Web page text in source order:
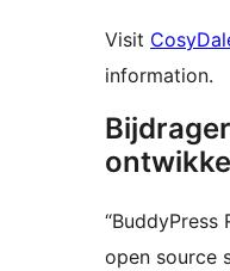
Visit
information.
“BuddyPress
open source